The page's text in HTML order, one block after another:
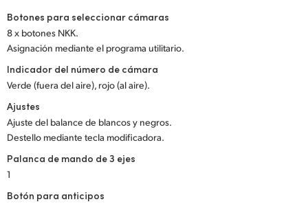
Botones para seleccionar cámaras
8 x botones NKK.
Asignación mediante el programa utilitario.
Indicador del número de cámara
Verde (fuera del aire), rojo (al aire).
Ajustes
Ajuste del balance de blancos y negros.
Destello mediante tecla modificadora.
Palanca de mando de 3 ejes
1
Botón para anticipos